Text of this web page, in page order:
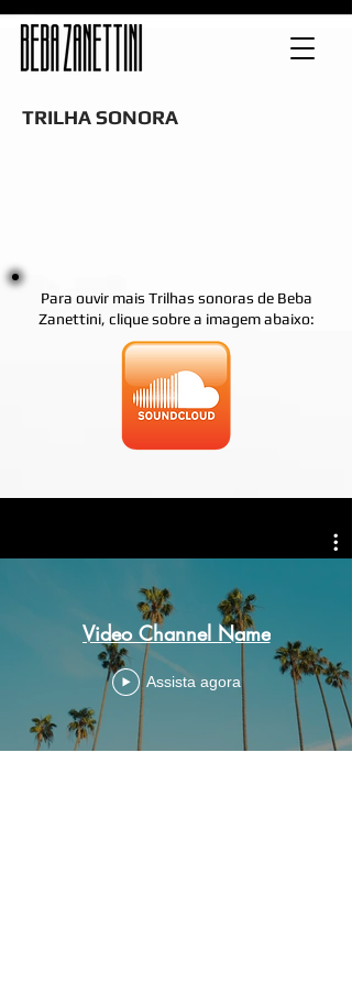
TRILHA SONORA
Para ouvir mais Trilhas sonoras de Beba
Zanettini, clique sobre a imagem abaixo:
Video Channel Name
Assista agora